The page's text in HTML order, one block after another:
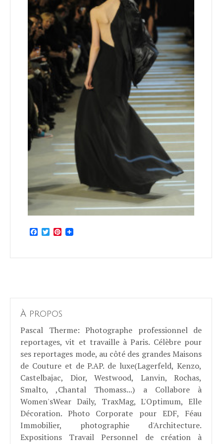
Facebook
TwitterPinterest
À propos
Pascal Therme: Photographe professionnel de
reportages, vit et travaille à Paris. Célèbre pour
ses reportages mode, au côté des grandes Maisons
de Couture et de P.AP. de luxe(Lagerfeld, Kenzo,
Castelbajac, Dior, Westwood, Lanvin, Rochas,
Smalto, ,Chantal Thomass...) a Collabore à
Women'sWear Daily, TraxMag, L'Optimum, Elle
Décoration. Photo Corporate pour EDF, Féau
Immobilier, photographie d'Architecture.
Expositions Travail Personnel de création à